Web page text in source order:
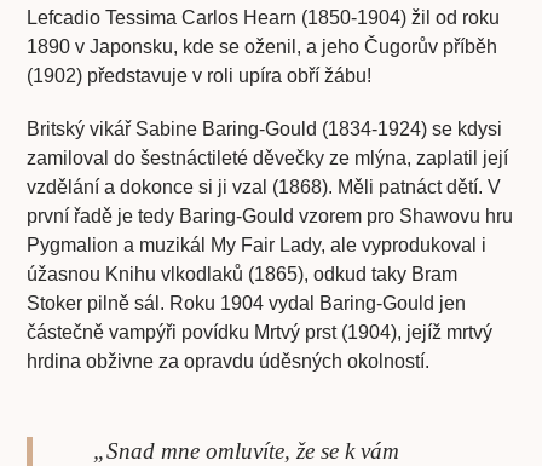
Lefcadio Tessima Carlos Hearn (1850-1904) žil od roku
1890 v Japonsku, kde se oženil, a jeho Čugorův příběh
(1902) představuje v roli upíra obří žábu!
Britský vikář Sabine Baring-Gould (1834-1924) se kdysi
zamiloval do šestnáctileté děvečky ze mlýna, zaplatil její
vzdělání a dokonce si ji vzal (1868). Měli patnáct dětí. V
první řadě je tedy Baring-Gould vzorem pro Shawovu hru
Pygmalion a muzikál My Fair Lady, ale vyprodukoval i
úžasnou Knihu vlkodlaků (1865), odkud taky Bram
Stoker pilně sál. Roku 1904 vydal Baring-Gould jen
částečně vampýři povídku Mrtvý prst (1904), jejíž mrtvý
hrdina obživne za opravdu úděsných okolností.
„Snad mne omluvíte, že se k vám